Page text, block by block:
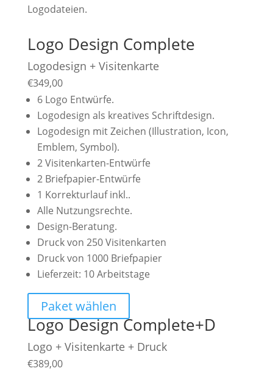
Logodateien.
Logo Design Complete
Logodesign + Visitenkarte
€349,00
6 Logo Entwürfe.
Logodesign als kreatives Schriftdesign.
Logodesign mit Zeichen (Illustration, Icon,
Emblem, Symbol).
2 Visitenkarten-Entwürfe
2 Briefpapier-Entwürfe
1 Korrekturlauf inkl..
Alle Nutzungsrechte.
Design-Beratung.
Druck von 250 Visitenkarten
Druck von 1000 Briefpapier
Lieferzeit: 10 Arbeitstage
Paket wählen
Logo Design Complete+D
Logo + Visitenkarte + Druck
€389,00